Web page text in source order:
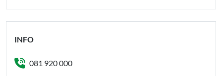
INFO
081 920 000